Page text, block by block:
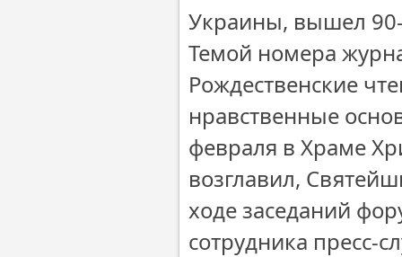
Украины, вышел
Темой номера
Рождественские
нравственные
февраля в Храме
возглавил,
ходе заседаний
сотрудника пресс-